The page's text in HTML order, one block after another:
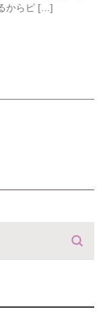
からピ […]